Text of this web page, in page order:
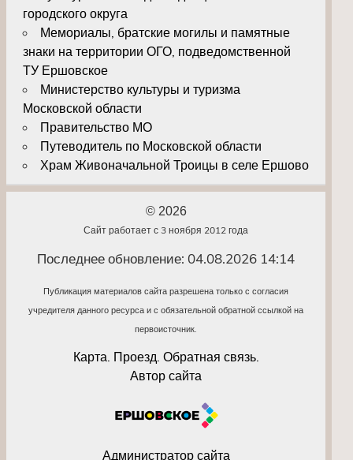
городского округа
Мемориалы, братские могилы и памятные
знаки на территории ОГО, подведомственной
ТУ Ершовское
Министерство культуры и туризма
Московской области
Правительство МО
Путеводитель по Московской области
Храм Живоначальной Троицы в селе Ершово
© 2026
Сайт работает с 3 ноября 2012 года
Последнее обновление: 04.08.2026 14:14
Публикация материалов сайта разрешена только с согласия
учредителя данного ресурса и с обязательной обратной ссылкой на
первоисточник.
Карта. Проезд. Обратная связь.
Автор сайта
Администратор сайта